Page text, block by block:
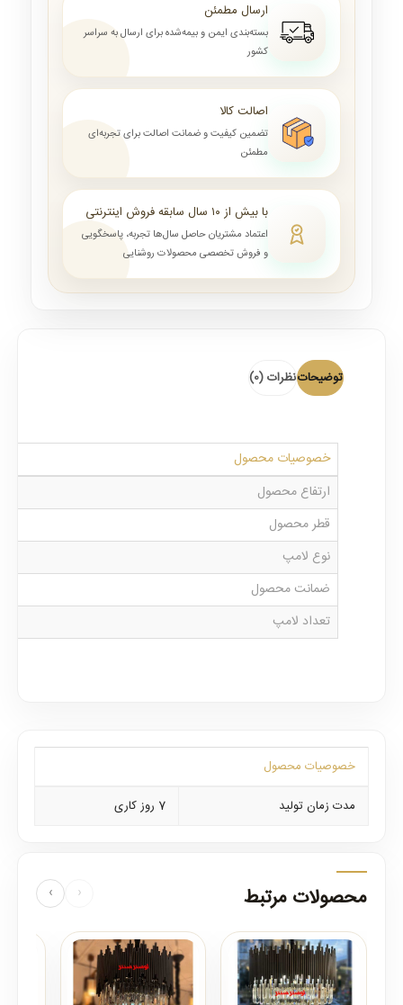
ارسال مطمئن
بسته‌بندی ایمن و بیمه‌شده برای ارسال به سراسر
کشور
اصالت کالا
تضمین کیفیت و ضمانت اصالت برای تجربه‌ای
مطمئن
با بیش از ۱۰ سال سابقه فروش اینترنتی
اعتماد مشتریان حاصل سال‌ها تجربه، پاسخگویی
و فروش تخصصی محصولات روشنایی
توضیحاتنظرات (0)
خصوصیات محصول
ارتفاع محصول
قطر محصول
نوع لامپ
ضمانت محصول
تعداد لامپ
خصوصیات محصول
مدت زمان تولید
7 روز کاری
محصولات مرتبط ‹
›